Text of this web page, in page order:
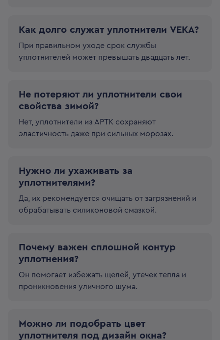
Как долго служат уплотнители VEKA?
При правильном уходе срок службы
уплотнителей может превышать двадцать лет.
Не потеряют ли уплотнители свои
свойства зимой?
Нет, уплотнители из APTK сохраняют
эластичность даже при сильных морозах.
Нужно ли ухаживать за
уплотнителями?
Да, их рекомендуется очищать от загрязнений и
обрабатывать силиконовой смазкой.
Почему важен сплошной контур
уплотнения?
Он помогает избежать щелей, утечек тепла и
проникновения уличного шума.
Можно ли подобрать цвет
уплотнителя под дизайн окна?